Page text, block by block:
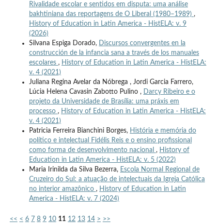
Rivalidade escolar e sentidos em disputa: uma análise
bakhtiniana das reportagens de O Liberal (1980–1989) ,
History of Education in Latin America - HistELA: v. 9
(2026)
Silvana Espiga Dorado,
Discursos convergentes en la
construcción de la infancia sana a través de los manuales
escolares , History of Education in Latin America - HistELA:
v. 4 (2021)
Juliana Regina Avelar da Nóbrega , Jordi Garcia Farrero,
Lúcia Helena Cavasin Zabotto Pulino ,
Darcy Ribeiro e o
projeto da Universidade de Brasília: uma práxis em
processo , History of Education in Latin America - HistELA:
v. 4 (2021)
Patricia Ferreira Bianchini Borges, História e memória do
político e intelectual Fidélis Reis e o ensino profissional
como forma de desenvolvimento nacional , History of
Education in Latin America - HistELA: v. 5 (2022)
Maria Irinilda da Silva Bezerra, Escola Normal Regional de
Cruzeiro do Sul: a atuação de intelectuais da Igreja Católica
no interior amazônico , History of Education in Latin
America - HistELA: v. 7 (2024)
<< < 6 7 8 9 10 11 12 13 14 > >>